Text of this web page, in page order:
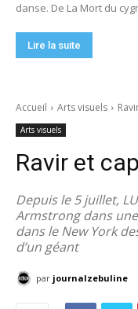
danse. De La Mort du
Lire la suite